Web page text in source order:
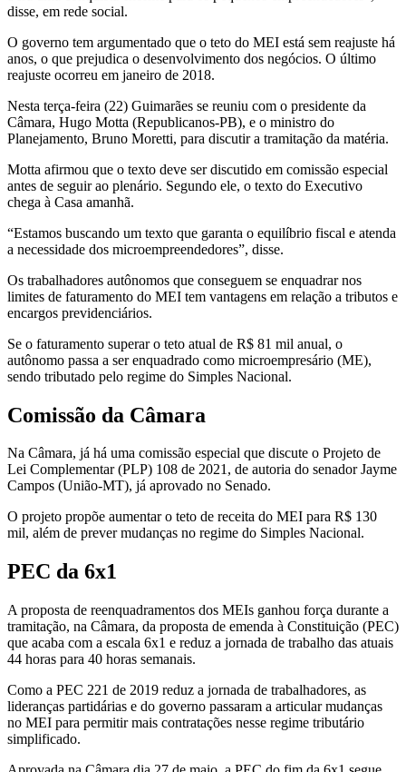
disse, em rede social.
O governo tem argumentado que o teto do MEI está sem reajuste há
anos, o que prejudica o desenvolvimento dos negócios. O último
reajuste ocorreu em janeiro de 2018.
Nesta terça-feira (22) Guimarães se reuniu com o presidente da
Câmara, Hugo Motta (Republicanos-PB), e o ministro do
Planejamento, Bruno Moretti, para discutir a tramitação da matéria.
Motta afirmou que o texto deve ser discutido em comissão especial
antes de seguir ao plenário. Segundo ele, o texto do Executivo
chega à Casa amanhã.
“Estamos buscando um texto que garanta o equilíbrio fiscal e atenda
a necessidade dos microempreendedores”, disse.
Os trabalhadores autônomos que conseguem se enquadrar nos
limites de faturamento do MEI tem vantagens em relação a tributos e
encargos previdenciários.
Se o faturamento superar o teto atual de R$ 81 mil anual, o
autônomo passa a ser enquadrado como microempresário (ME),
sendo tributado pelo regime do Simples Nacional.
Comissão da Câmara
Na Câmara, já há uma comissão especial que discute o Projeto de
Lei Complementar (PLP) 108 de 2021, de autoria do senador Jayme
Campos (União-MT), já aprovado no Senado.
O projeto propõe aumentar o teto de receita do MEI para R$ 130
mil, além de prever mudanças no regime do Simples Nacional.
PEC da 6x1
A proposta de reenquadramentos dos MEIs ganhou força durante a
tramitação, na Câmara, da proposta de emenda à Constituição (PEC)
que acaba com a escala 6x1 e reduz a jornada de trabalho das atuais
44 horas para 40 horas semanais.
Como a PEC 221 de 2019 reduz a jornada de trabalhadores, as
lideranças partidárias e do governo passaram a articular mudanças
no MEI para permitir mais contratações nesse regime tributário
simplificado.